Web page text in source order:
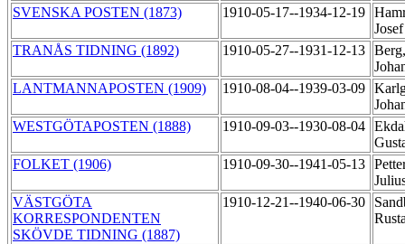
SVENSKA POSTEN (1873)
1910-05-17--1934-12-19
TRANÅS TIDNING (1892)
1910-05-27--1931-12-13
LANTMANNAPOSTEN (1909)
1910-08-04--1939-03-09
WESTGÖTAPOSTEN (1888)
1910-09-03--1930-08-04
FOLKET (1906)
1910-09-30--1941-05-13
VÄSTGÖTA
KORRESPONDENTEN
SKÖVDE TIDNING (1887)
1910-12-21--1940-06-30